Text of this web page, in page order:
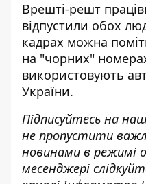
Врешті-решт
відпустили обох
кадрах можна
на "чорних"
використовують
України.
Підписуйтесь на
не пропустити
новинами в режимі
месенджері